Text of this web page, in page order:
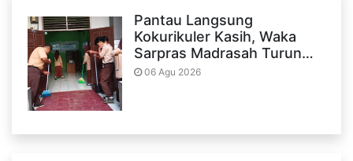
Pantau Langsung
Kokurikuler Kasih, Waka
Sarpras Madrasah Turun…
06 Agu 2026